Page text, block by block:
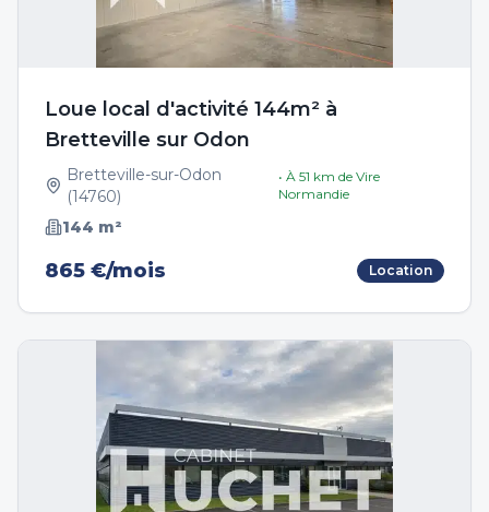
Loue local d'activité 144m² à
Bretteville sur Odon
Bretteville-sur-Odon
(14760)
• À 51 km de Vire
Normandie
144 m²
865 €/mois Location